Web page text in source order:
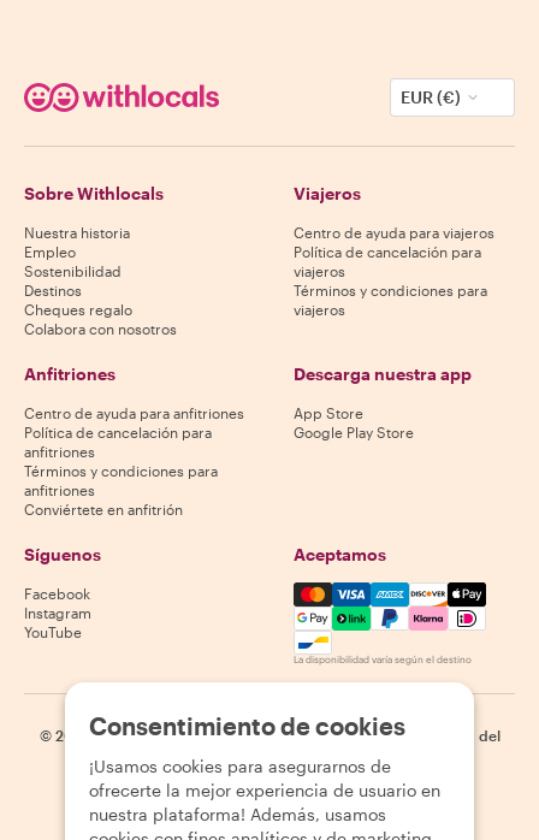
EUR (€)
Sobre Withlocals
Nuestra historia
Empleo
Sostenibilidad
Destinos
Cheques regalo
Colabora con nosotros
Viajeros
Centro de ayuda para viajeros
Política de cancelación para
viajeros
Términos y condiciones para
viajeros
Anfitriones
Centro de ayuda para anfitriones
Política de cancelación para
anfitriones
Términos y condiciones para
anfitriones
Conviértete en anfitrión
Descarga nuestra app
App Store
Google Play Store
Síguenos
Facebook
Instagram
YouTube
Aceptamos
Mastercard, Visa, Amex,
La disponibilidad varía según el destino
© 2026 Withlocals.com | Política de privacidad | Cookies
Mapa del
Consentimiento de cookies
¡Usamos cookies para asegurarnos de
ofrecerte la mejor experiencia de usuario en
nuestra plataforma! Además, usamos